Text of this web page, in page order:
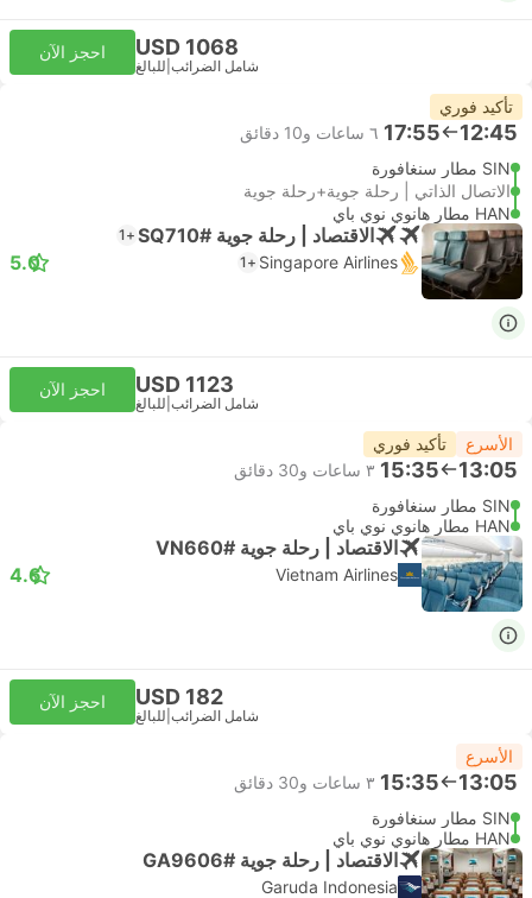
USD 1068
شامل الضرائب للبالغ
احجز الآن
تأكيد فوري
12:45
17:55 ٦ ساعات و‫10 دقائق
SIN مطار سنغافورة
الاتصال الذاتي | رحلة جوية+رحلة جوية
HAN مطار هانوي نوي باي
الاقتصاد | رحلة جوية #SQ710 +1
Singapore Airlines
+1
5.0
USD 1123
شامل الضرائب للبالغ
احجز الآن
الأسرع تأكيد فوري
13:05
15:35 ٣ ساعات و‫30 دقائق
SIN مطار سنغافورة
HAN مطار هانوي نوي باي
الاقتصاد | رحلة جوية #VN660
Vietnam Airlines
4.6
USD 182
شامل الضرائب للبالغ
احجز الآن
الأسرع
13:05
15:35 ٣ ساعات و‫30 دقائق
SIN مطار سنغافورة
HAN مطار هانوي نوي باي
الاقتصاد | رحلة جوية #GA9606
Garuda Indonesia